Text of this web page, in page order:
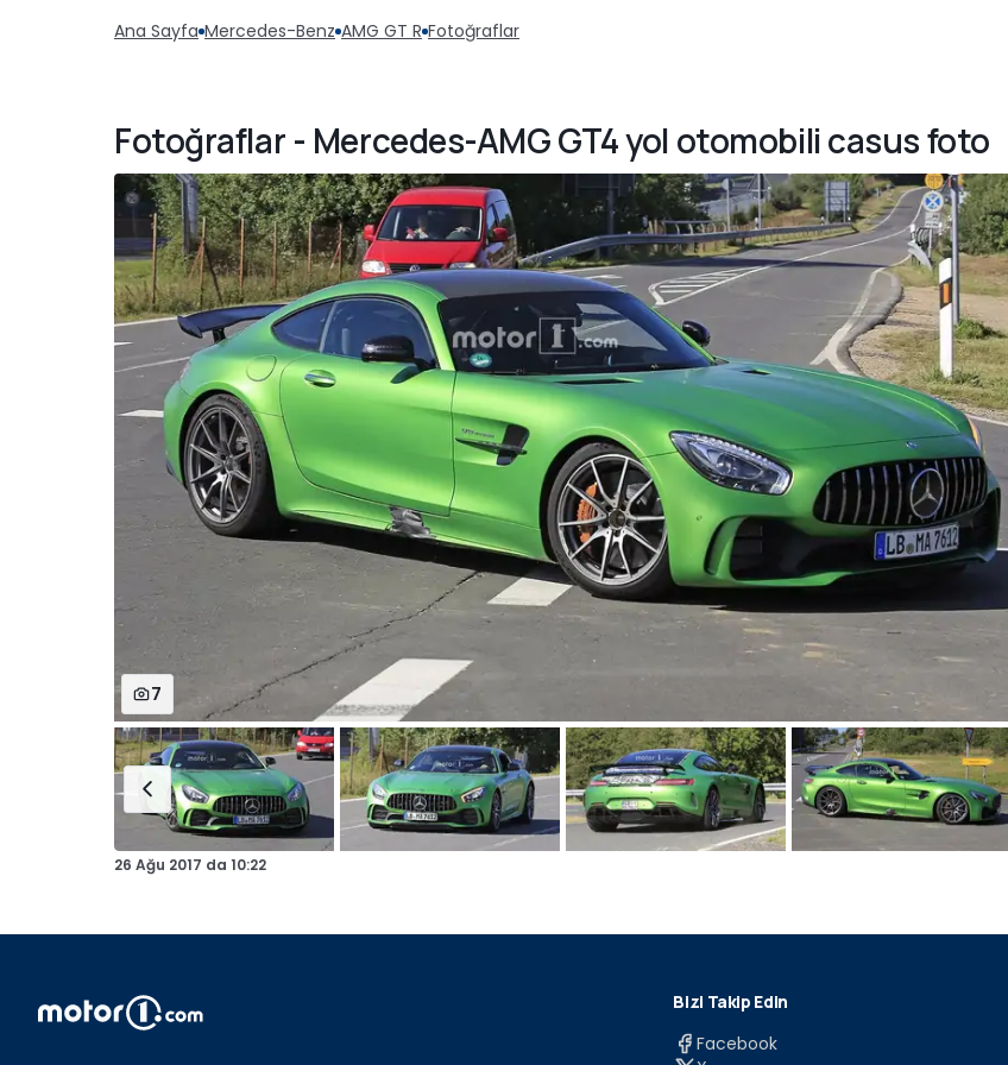
Ana Sayfa Mercedes-Benz AMG GT R Fotoğraflar
Fotoğraflar - Mercedes-AMG GT4 yol otomobili casus foto
7
26 Ağu 2017 da 10:22
Bizi Takip Edin
Facebook